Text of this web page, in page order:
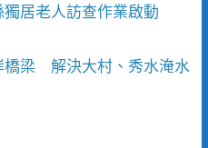
居老人訪查作業啟動
橋梁 解決大村、秀水淹水